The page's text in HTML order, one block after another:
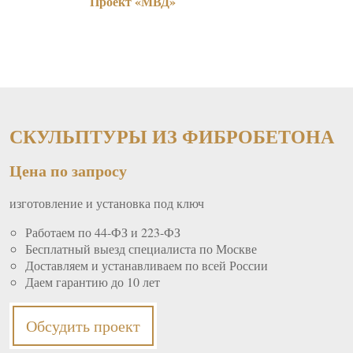
СКУЛЬПТУРЫ ИЗ ФИБРОБЕТОНА
Цена по запросу
изготовление и установка под ключ
Работаем по 44-ФЗ и 223-ФЗ
Бесплатный выезд специалиста по Москве
Доставляем и устанавливаем по всей России
Даем гарантию до 10 лет
Обсудить проект